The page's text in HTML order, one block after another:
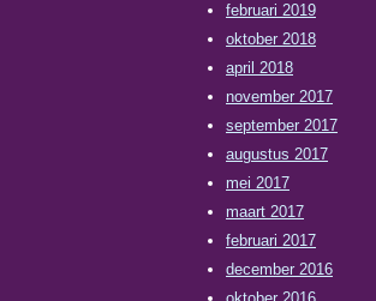
februari 2019
oktober 2018
april 2018
november 2017
september 2017
augustus 2017
mei 2017
maart 2017
februari 2017
december 2016